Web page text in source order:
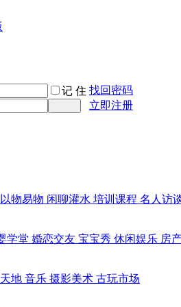
记 住 找回密码
立即注册
以物易物 闲聊灌水 培训课程 名人访
学堂 婚恋交友 宝宝秀 休闲娱乐 房
地 音乐 摄影美术 古玩市场